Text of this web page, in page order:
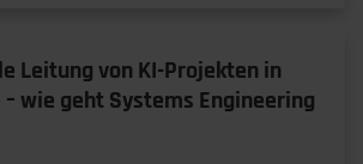
Leitung von KI-Projekten in
wie geht Systems Engineering